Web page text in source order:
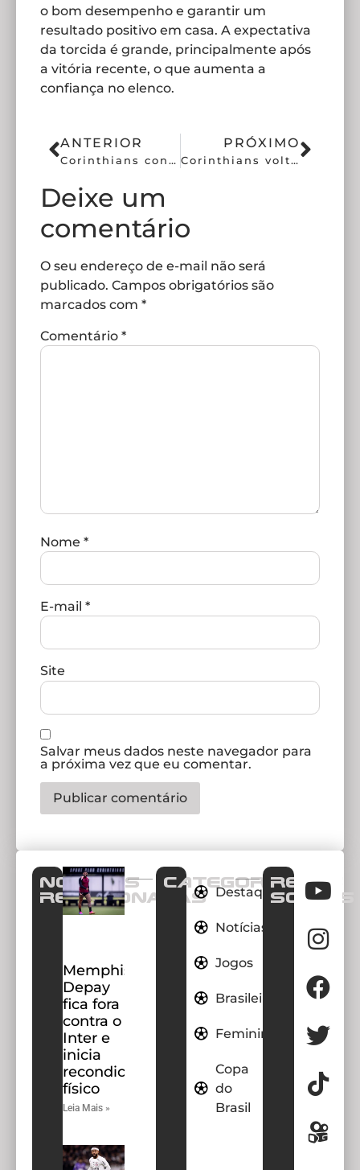
o bom desempenho e garantir um
resultado positivo em casa. A expectativa
da torcida é grande, principalmente após
a vitória recente, o que aumenta a
confiança no elenco.
ANTERIOR
Corinthians conversa com Tite, prioridade da diretoria alvinegra
PRÓXIMO
Corinthians volta a contatar Dorival após frustração com Tite
Deixe um
comentário
O seu endereço de e-mail não será
publicado. Campos obrigatórios são
marcados com *
Comentário *
Nome *
E-mail *
Site
Salvar meus dados neste navegador para
a próxima vez que eu comentar.
Notícias
Relacionadas
Memphis
Depay
fica fora
contra o
Inter e
inicia
recondicionamento
físico
Leia Mais »
CATEGORIAS
Destaques
Notícias
Jogos
Brasileirao
Feminino
Copa
do
Brasil
REDES
SOCIAIS